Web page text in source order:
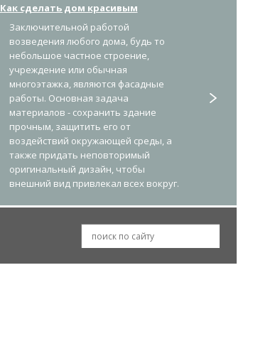
Как сделать дом красивым
Заключительной работой
возведения любого дома, будь то
небольшое частное строение,
учреждение или обычная
многоэтажка, являются фасадные
работы. Основная задача
материалов - сохранить здание
прочным, защитить его от
воздействий окружающей среды, а
также придать неповторимый
оригинальный дизайн, чтобы
внешний вид привлекал всех вокруг.